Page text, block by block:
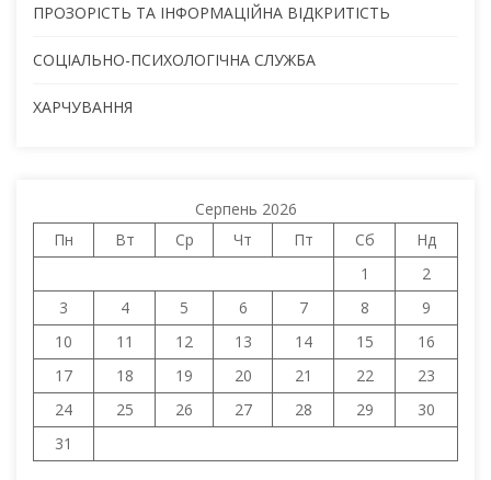
ПРОЗОРІСТЬ ТА ІНФОРМАЦІЙНА ВІДКРИТІСТЬ
СОЦІАЛЬНО-ПСИХОЛОГІЧНА СЛУЖБА
ХАРЧУВАННЯ
Серпень 2026
Пн
Вт Ср Чт Пт Сб
Нд
1
2
3
4 5 6 7 8
9
10
11 12 13 14 15
16
17
18 19 20 21 22
23
24
25 26 27 28 29
30
31